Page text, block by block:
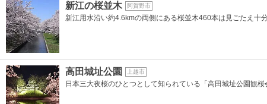
新江の桜並木 阿賀野市
新江用水沿い約4.6kmの両側にある桜並木460本は見ごたえ十分
高田城址公園 上越市
日本三大夜桜のひとつとして知られている「高田城址公園観